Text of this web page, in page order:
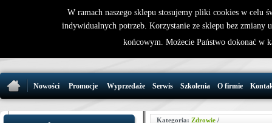
32 721 86
Nowości Promocje Wyprzedaże Serwis Szkolenia O firmie
Kategoria: Zdrowie/
W ramach naszego sklepu stosujemy pliki cookies w celu
indywidualnych potrzeb. Korzystanie ze sklepu bez zmiany
końcowym. Możecie Państwo dokonać w